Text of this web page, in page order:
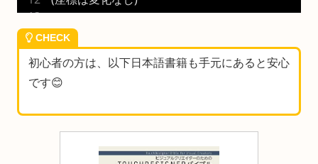
CHECK
初心者の方は、以下日本語書籍も手元にあると安心
です😊